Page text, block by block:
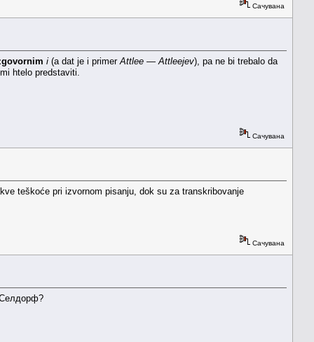
Сачувана
i (a dat je i primer Attlee — Attleejev), pa ne bi trebalo da
htelo predstaviti.
Сачувана
teškoće pri izvornom pisanju, dok su za transkribovanje
Сачувана